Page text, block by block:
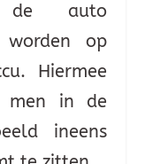
de auto
op
Hiermee
men in de
ineens